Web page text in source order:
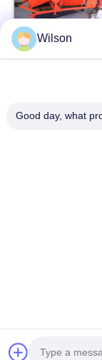
Wilson
Good day, what